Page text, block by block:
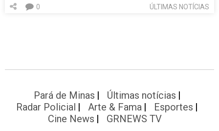
ÚLTIMAS NOTÍCIAS
0
Pará de Minas
Últimas notícias
Radar Policial
Arte & Fama
Esportes
Cine News
GRNEWS TV